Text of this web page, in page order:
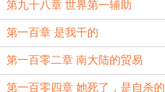
第九十八章 世界第一辅助
第一百章 是我干的
第一百零二章 南大陆的贸易
第一百零四章 她死了，是自杀的